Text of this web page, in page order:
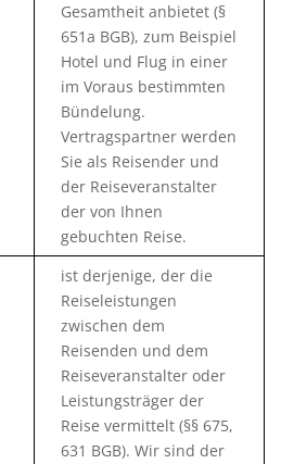
Gesamtheit anbietet (§
651a BGB), zum Beispiel
Hotel und Flug in einer
im Voraus bestimmten
Bündelung.
Vertragspartner werden
Sie als Reisender und
der Reiseveranstalter
der von Ihnen
gebuchten Reise.
ist derjenige, der die
Reiseleistungen
zwischen dem
Reisenden und dem
Reiseveranstalter oder
Leistungsträger der
Reise vermittelt (§§ 675,
631 BGB). Wir sind der